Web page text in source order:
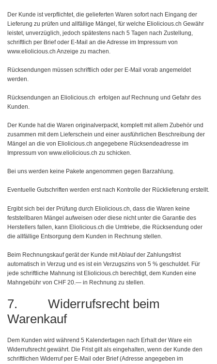
Der Kunde ist verpflichtet, die gelieferten Waren sofort nach Eingang der
Lieferung zu prüfen und allfällige Mängel, für welche Eliolicious.ch Gewähr
leistet, unverzüglich, jedoch spätestens nach 5 Tagen nach Zustellung,
schriftlich per Brief oder E-Mail an die Adresse im Impressum von
www.eliolicious.ch Anzeige zu machen.
Rücksendungen müssen schriftlich oder per E-Mail vorab angemeldet
werden.
Rücksendungen an Eliolicious.ch erfolgen auf Rechnung und Gefahr des
Kunden.
Der Kunde hat die Waren originalverpackt, komplett mit allem Zubehör und
zusammen mit dem Lieferschein und einer ausführlichen Beschreibung der
Mängel an die von Eliolicious.ch angegebene Rücksendeadresse im
Impressum von www.eliolicious.ch zu schicken.
Bei uns werden keine Pakete angenommen gegen Barzahlung.
Eventuelle Gutschriften werden erst nach Kontrolle der Rücklieferung erstellt.
Ergibt sich bei der Prüfung durch Eliolicious.ch, dass die Waren keine
feststellbaren Mängel aufweisen oder diese nicht unter die Garantie des
Herstellers fallen, kann Eliolicious.ch die Umtriebe, die Rücksendung oder
die allfällige Entsorgung dem Kunden in Rechnung stellen.
Beim Rechnungskauf gerät der Kunde mit Ablauf der Zahlungsfrist
automatisch in Verzug und es ist ein Verzugszins von 5 % geschuldet. Für
jede schriftliche Mahnung ist Eliolicious.ch berechtigt, dem Kunden eine
Mahngebühr von CHF 20.— in Rechnung zu stellen.
7. Widerrufsrecht beim
Warenkauf
Dem Kunden wird während 5 Kalendertagen nach Erhalt der Ware ein
Widerrufsrecht gewährt. Die Frist gilt als eingehalten, wenn der Kunde den
schriftlichen Widerruf per E-Mail oder Brief (Adresse angegeben im